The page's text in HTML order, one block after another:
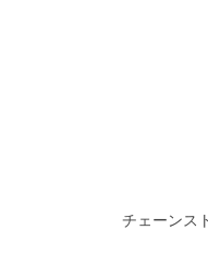
チェーンス